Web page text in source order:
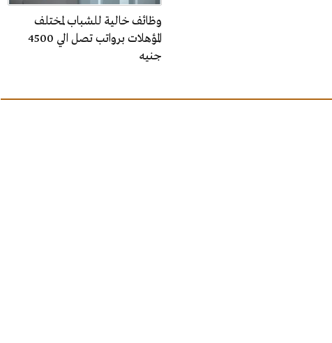
وظائف خالية للشباب لمختلف
المؤهلات برواتب تصل الي 4500
جنيه